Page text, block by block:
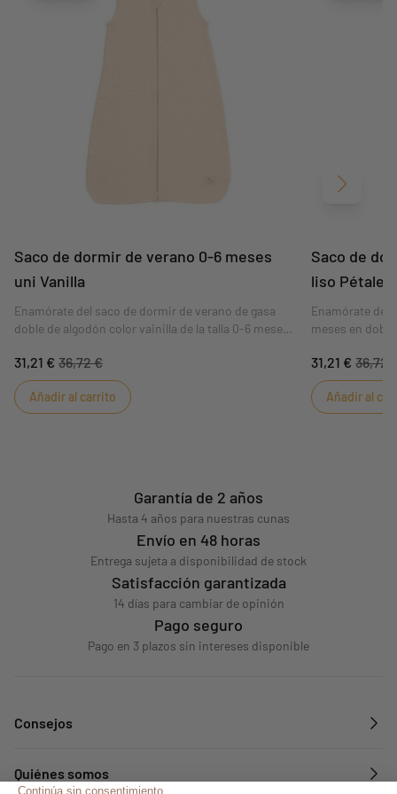
Saco de dormir de verano 0-6 meses
uni Vanilla
Enamórate del saco de dormir de verano de gasa
doble de algodón color vainilla de la talla 0-6 meses
todas las mamás. Su alta calidad lo convierte en el
regalo perfecto para un bebé.
31,21 € 36,72 €
Añadir al carrito
Saco de
liso Pétale
Enamórate del
meses en
las mamás. Su
perfecto para
31,21 € 36,72
Añadir al
Garantía de 2 años
Hasta 4 años para nuestras cunas
Envío en 48 horas
Entrega sujeta a disponibilidad de stock
Satisfacción garantizada
14 días para cambiar de opinión
Pago seguro
Pago en 3 plazos sin intereses disponible
Consejos
Quiénes somos